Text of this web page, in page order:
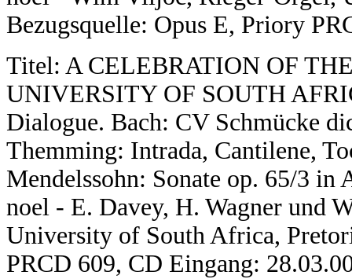
Bezugsquelle: Opus E, Priory
Titel: A CELEBRATION OF
UNIVERSITY OF SOUTH
Dialogue. Bach: CV Schmücke
Themming: Intrada, Cantilene,
Mendelssohn: Sonate op. 65/3 in
noel - E. Davey, H. Wagner und
University of South Africa,
PRCD 609, CD Eingang: